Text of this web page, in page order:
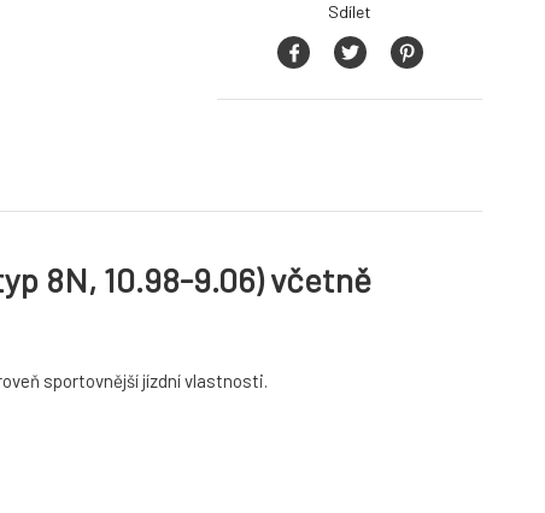
Sdílet
8N, 10.98-9.06) včetně
sportovnější jízdní vlastnosti.